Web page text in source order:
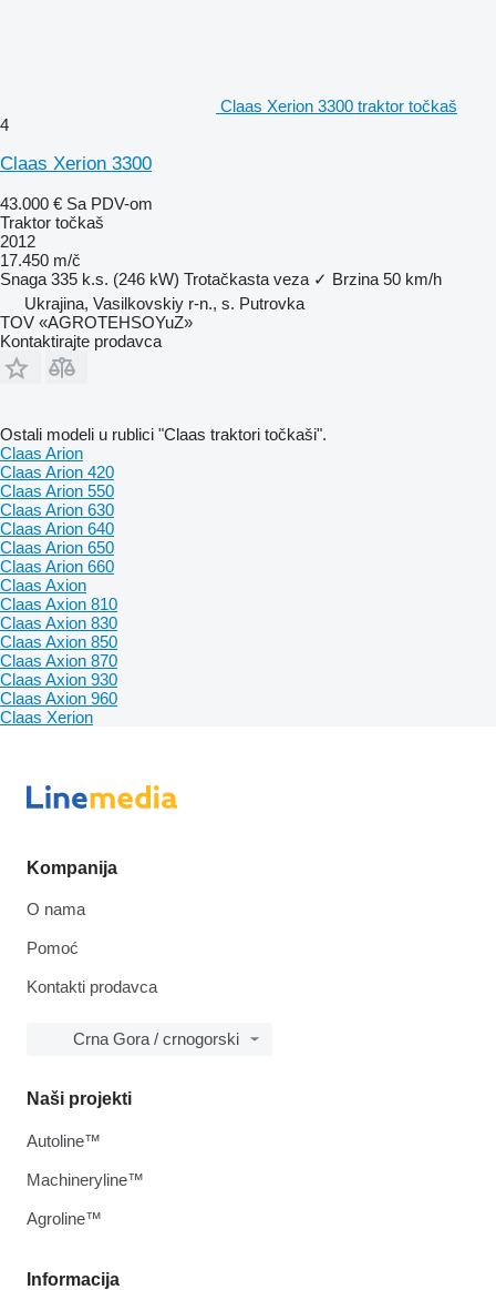
Claas Xerion 3300 traktor točkaš
4
Claas Xerion 3300
43.000 € Sa PDV-om
Traktor točkaš
2012
17.450 m/č
Snaga 335 k.s. (246 kW) Trotačkasta veza ✓ Brzina 50 km/h
Ukrajina, Vasilkovskiy r-n., s. Putrovka
TOV «AGROTEHSOYuZ»
Kontaktirajte prodavca
Ostali modeli u rublici "Claas traktori točkaši".
Claas Arion
Claas Arion 420
Claas Arion 550
Claas Arion 630
Claas Arion 640
Claas Arion 650
Claas Arion 660
Claas Axion
Claas Axion 810
Claas Axion 830
Claas Axion 850
Claas Axion 870
Claas Axion 930
Claas Axion 960
Claas Xerion
Kompanija
O nama
Pomoć
Kontakti prodavca
Crna Gora / crnogorski
Informacija
Naši projekti
Autoline™
Machineryline™
Agroline™